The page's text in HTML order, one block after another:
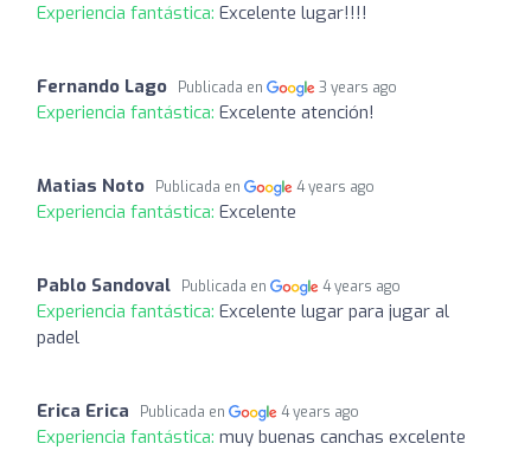
Experiencia fantástica: Excelente lugar!!!!
Fernando Lago Publicada en 3 years ago
Experiencia fantástica: Excelente atención!
Matias Noto Publicada en 4 years ago
Experiencia fantástica: Excelente
Pablo Sandoval Publicada en 4 years ago
Experiencia fantástica: Excelente lugar para jugar al
padel
Erica Erica Publicada en 4 years ago
Experiencia fantástica: muy buenas canchas excelente